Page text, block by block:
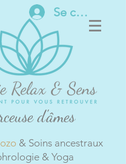
Se connecter
d'âmes
& Soins ancestraux
& Yoga